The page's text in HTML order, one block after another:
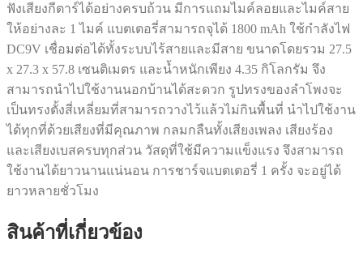
ฟังเสียงกีตาร์ได้อย่างครบถ้วน มีการแถมไมค์ลอยและไมค์สาย
ให้อย่างละ 1 ไมค์ แบตเตอรี่สามารถจุได้ 1800 mAh ใช้กำลังไฟ
DC9V เชื่อมต่อได้ทั้งระบบไร้สายและมีสาย ขนาดโดยรวม 27.5
x 27.3 x 57.8 เซนติเมตร และน้ำหนักเพียง 4.35 กิโลกรัม จึง
สามารถนำไปใช้งานนอกบ้านได้สะดวก รูปทรงของลำโพงจะ
เป็นทรงตั้งสี่เหลี่ยมที่สามารถวางไว้แล้วไม่กินพื้นที่ นำไปใช้งาน
ได้ทุกที่ด้วยเสียงที่มีคุณภาพ กลมกลืนทั้งเสียงเพลง เสียงร้อง
และเสียงเบสครบทุกส่วน วัสดุที่ใช้มีความแข็งแรง จึงสามารถ
ใช้งานได้ยาวนานแน่นอน การชาร์จแบตเตอรี่ 1 ครั้ง จะอยู่ได้
ยาวหลายชั่วโมง
สินค้าที่เกี่ยวข้อง